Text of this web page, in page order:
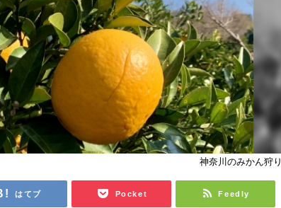
神奈川のみかん狩り
はてブ Pocket Feedly